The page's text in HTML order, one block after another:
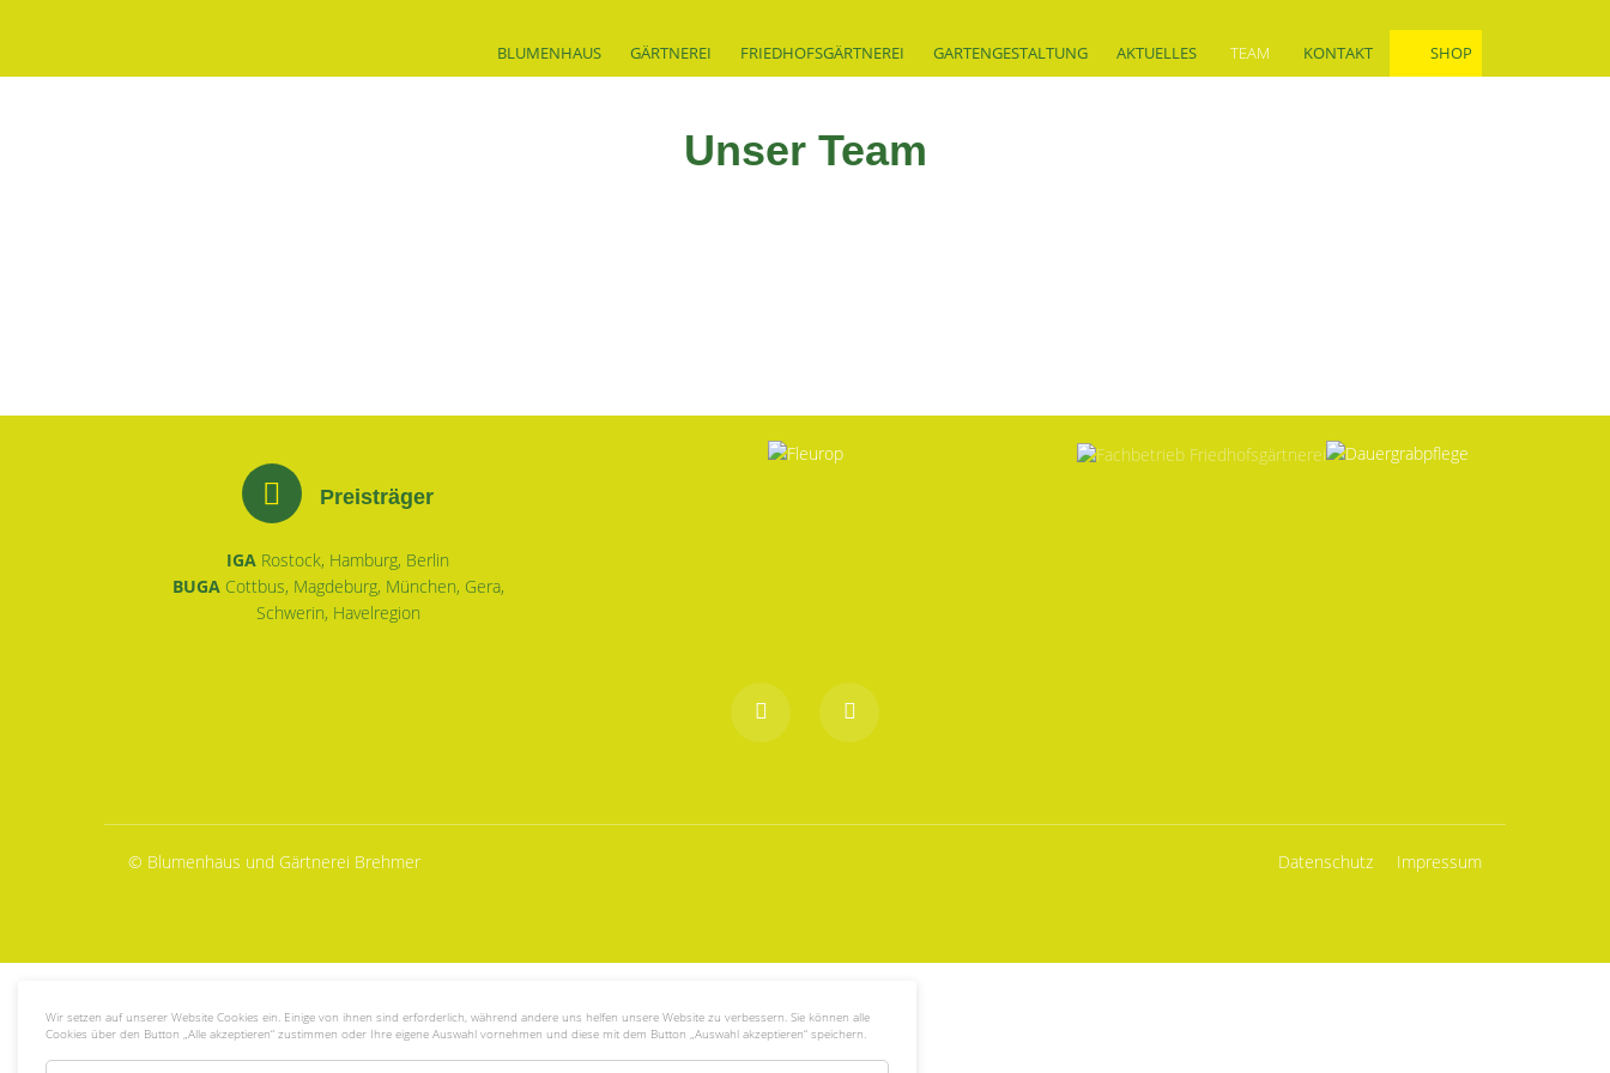
BLUMENHAUS GÄRTNEREI FRIEDHOFSGÄRTNEREI GARTENGESTALTUNG AKTUELLES TEAM KONTAKT SHOP
Unser Team
Preisträger
IGA Rostock, Hamburg, Berlin
BUGACottbus, Magdeburg, München, Gera,
Schwerin, Havelregion
© Blumenhaus und Gärtnerei Brehmer Datenschutz Impressum
Wir setzen auf unserer Website Cookies ein. Einige von ihnen sind erforderlich, während andere uns helfen unsere Website zu verbessern. Sie können alle
Cookies über den Button „Alle akzeptieren“ zustimmen oder Ihre eigene Auswahl vornehmen und diese mit dem Button „Auswahl akzeptieren“ speichern.